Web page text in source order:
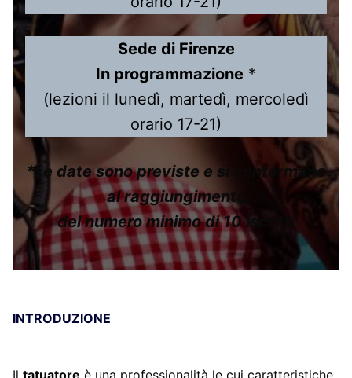
Sede di Firenze
In programmazione *
(lezioni il lunedì, martedì, mercoledì
orario 17-21)
*Le date sono previste e si confermano
al raggiungimento
del numero minimo di 10 iscritti
INTRODUZIONE